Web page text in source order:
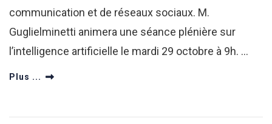
communication et de réseaux sociaux. M.
Guglielminetti animera une séance plénière sur
l’intelligence artificielle le mardi 29 octobre à 9h. …
Plus ...